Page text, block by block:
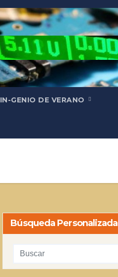
IN-GENIO DE VERANO
Búsqueda Personalizada